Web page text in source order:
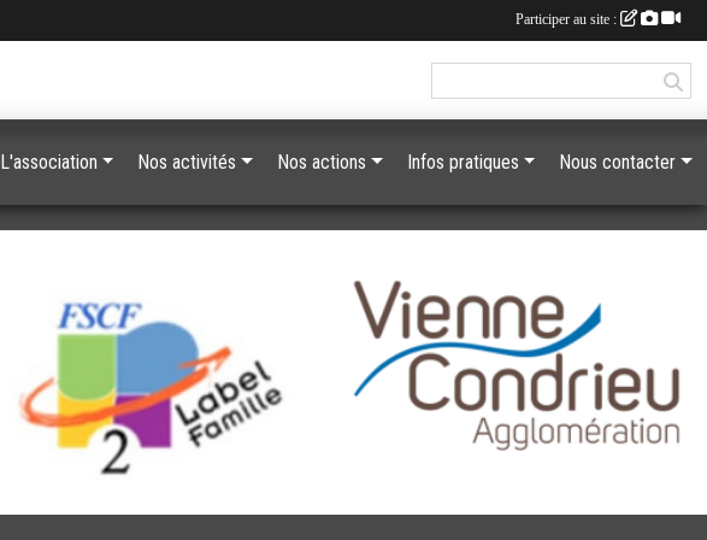
L'association Nos activités Nos actions Infos pratiques Nous contacter
Participer au site :